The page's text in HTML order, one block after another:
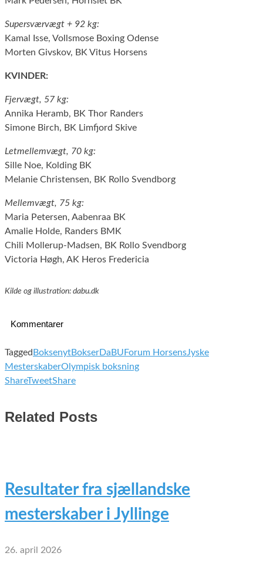
Supersværvægt + 92 kg:
Kamal Isse, Vollsmose Boxing Odense
Morten Givskov, BK Vitus Horsens
KVINDER:
Fjervægt, 57 kg:
Annika Heramb, BK Thor Randers
Simone Birch, BK Limfjord Skive
Letmellemvægt, 70 kg:
Sille Noe, Kolding BK
Melanie Christensen, BK Rollo Svendborg
Mellemvægt, 75 kg:
Maria Petersen, Aabenraa BK
Amalie Holde, Randers BMK
Chili Mollerup-Madsen, BK Rollo Svendborg
Victoria Høgh, AK Heros Fredericia
Kilde og illustration: dabu.dk
Kommentarer
Tagged BoksenytBokserDaBU Forum HorsensJyske
MesterskaberOlympisk boksning
ShareTweetShare
Related Posts
Resultater fra sjællandske
mesterskaber i Jyllinge
26. april 2026